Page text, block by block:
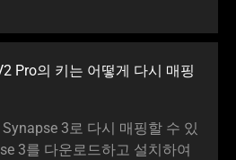
Pro의 키는 어떻게 다시 매핑
3로 다시 매핑할 수 있
3를 다운로드하고 설치하여